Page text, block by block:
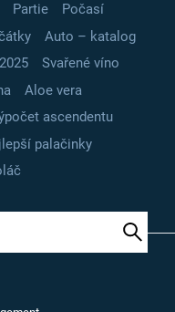
Partie
Počasí
Auto – katalog
Svařené víno
Aloe vera
ascendentu
palačinky